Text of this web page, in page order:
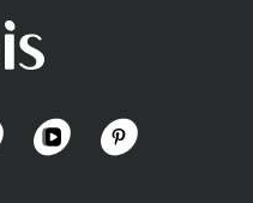
(Optima